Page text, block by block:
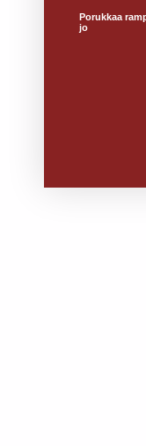
Porukkaa
jo